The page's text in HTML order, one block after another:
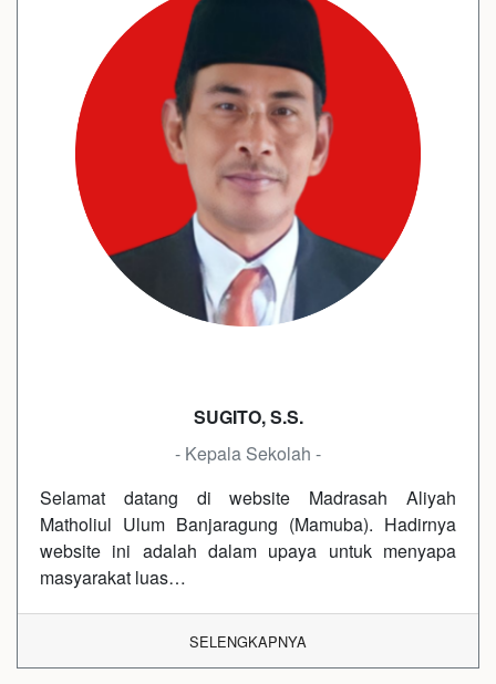
SUGITO, S.S.
- Kepala Sekolah -
Selamat datang di website Madrasah Aliyah
Matholiul Ulum Banjaragung (Mamuba). Hadirnya
website ini adalah dalam upaya untuk menyapa
masyarakat luas…
SELENGKAPNYA